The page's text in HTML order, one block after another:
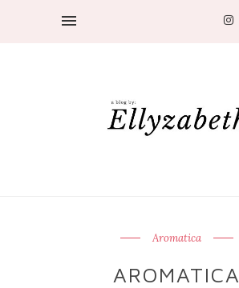
Aromatica
AROMATICA